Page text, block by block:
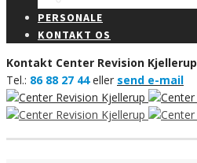
PERSONALE
KONTAKT OS
Kontakt Center Revision Kjellerup
Tel.: 86 88 27 44eller send e-mail